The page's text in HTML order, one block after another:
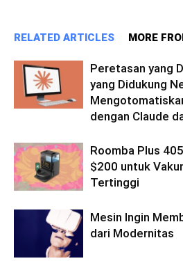
RELATED ARTICLES MORE
Peretasan yang
yang Didukung
dengan Claude
Roomba Plus
$200 untuk
Tertinggi
Mesin Ingin
dari Modernitas